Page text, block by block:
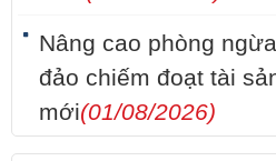
Nâng cao phòng
đảo chiếm đoạt tài
mới(01/08/2026)